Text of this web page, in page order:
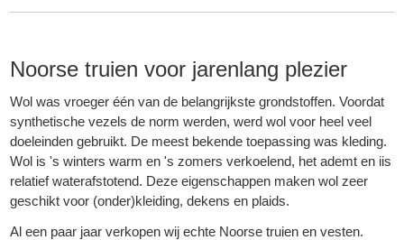
Noorse truien voor jarenlang plezier
Wol was vroeger één van de belangrijkste grondstoffen. Voordat
synthetische vezels de norm werden, werd wol voor heel veel
doeleinden gebruikt. De meest bekende toepassing was kleding.
Wol is 's winters warm en 's zomers verkoelend, het ademt en iis
relatief waterafstotend. Deze eigenschappen maken wol zeer
geschikt voor (onder)kleiding, dekens en plaids.
Al een paar jaar verkopen wij echte Noorse truien en vesten.